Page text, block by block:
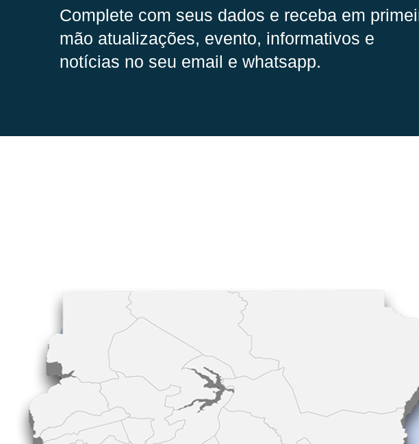
Complete com seus dados e receba em
mão atualizações, evento, informativos e
notícias no seu email e whatsapp.